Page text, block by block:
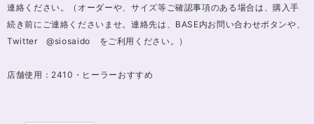
連絡ください。（オーダーや、サイズ等ご確認事項のある場合は、購入手
続き前にご連絡くださいませ。連絡先は、BASE内お問い合わせボタンや、
Twitter @siosaido をご利用ください。）
店舗使用：2410・ヒーラーおすすめ